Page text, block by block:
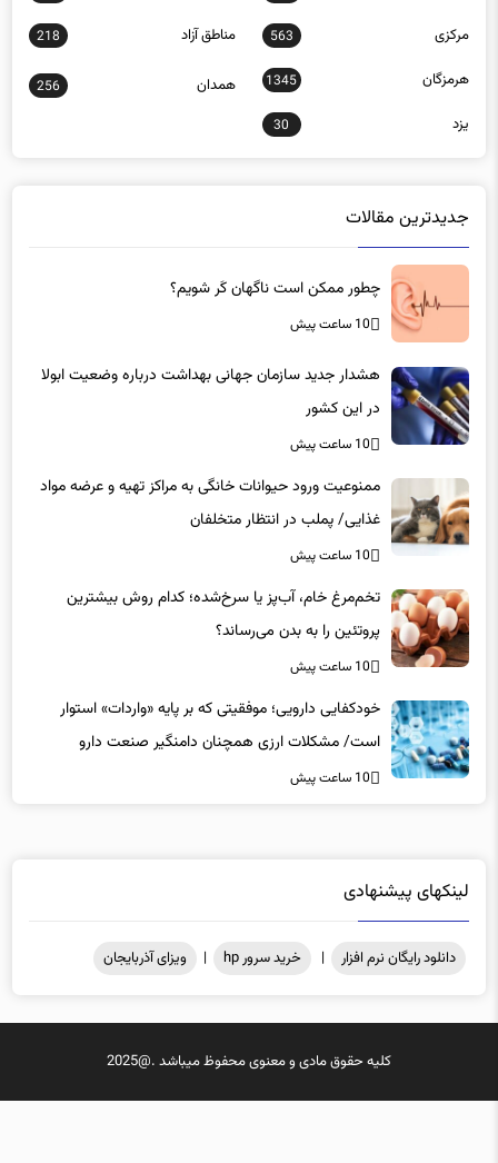
لرستان 1161 مازندران 897
مرکزی 563
218
1345
جدیدترین مقالات
چطور ممکن است ناگهان کَر شویم؟
هشدار جدید سازمان جهانی بهداشت درباره وضعیت ابولا
در این کشور
10 ساعت پیش
ممنوعیت ورود حیوانات خانگی به مراکز تهیه و عرضه مواد
غذایی/ پملب در انتظار متخلفان
10 ساعت پیش
تخم‌مرغ خام، آب‌پز یا سرخ‌شده؛ کدام روش بیشترین
پروتئین را به بدن می‌رساند؟
10 ساعت پیش
خودکفایی دارویی؛ موفقیتی که بر پایه‌ «واردات» استوار
است/ مشکلات ارزی همچنان دامنگیر صنعت دارو
لینکهای پیشنهادی